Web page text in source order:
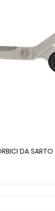
DA SARTO